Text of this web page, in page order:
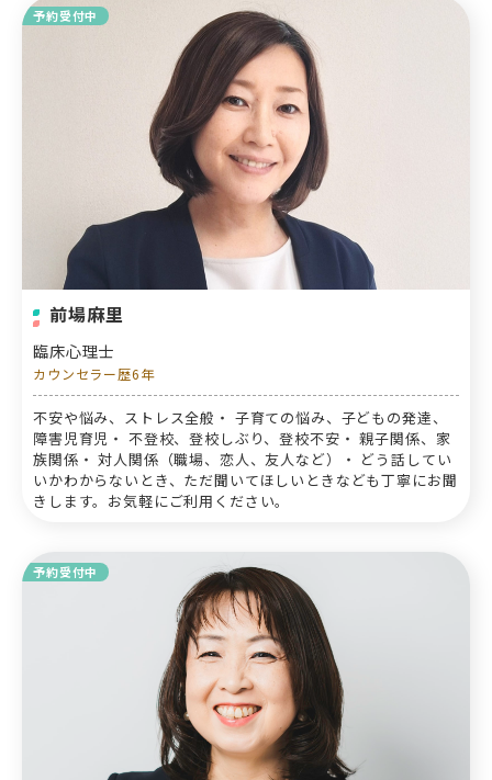
予約受付中
前場麻里
臨床心理士
カウンセラー歴6年
不安や悩み、ストレス全般・ 子育ての悩み、子どもの発達、
障害児育児・ 不登校、登校しぶり、登校不安・ 親子関係、家
族関係・ 対人関係（職場、恋人、友人など）・ どう話してい
いかわからないとき、ただ聞いてほしいときなども丁寧にお聞
きします。お気軽にご利用ください。
予約受付中